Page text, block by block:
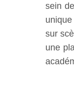
sein
sur
une